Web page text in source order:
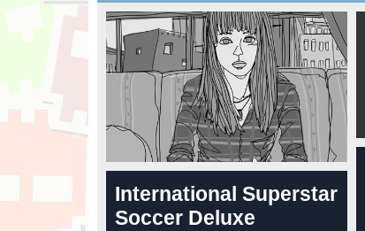
International Superstar
Soccer Deluxe